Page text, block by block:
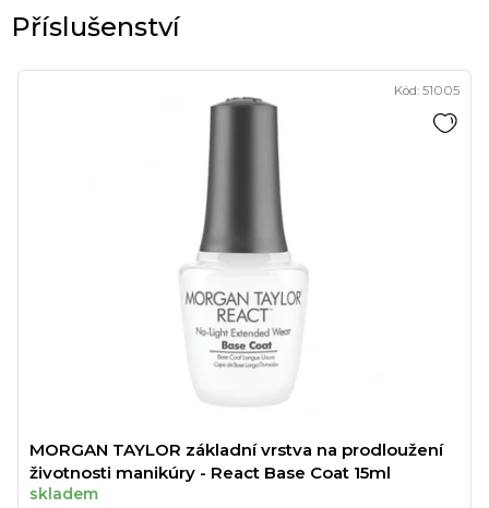
MORGAN TAYLOR základní vrstva na prodloužení
životnosti manikúry - React Base Coat 15ml
skladem
Kód: 51005